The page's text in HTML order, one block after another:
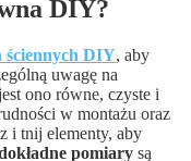
DIY?
ściennych DIY, aby
uwagę na
ono równe, czyste i
w montażu oraz
i tnij elementy, aby
pomiary są